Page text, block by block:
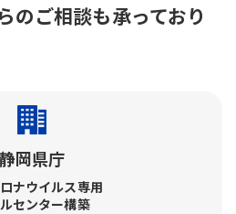
のご相談も承っており
静岡県庁
ナウイルス専用
センター構築